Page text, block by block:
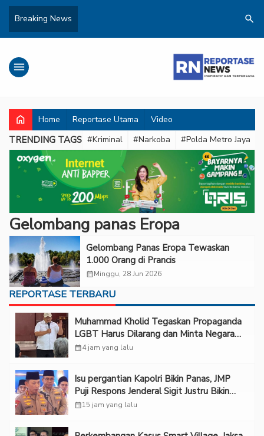
Breaking News search
menu
home Home Reportase Utama Video
TRENDING TAGS #Kriminal #Narkoba #Polda Metro Jaya
Gelombang panas Eropa
Gelombang Panas Eropa Tewaskan
1.000 Orang di Prancis
calendar_monthMinggu, 28 Jun 2026
REPORTASE TERBARU
Muhammad Kholid Tegaskan Propaganda
LGBT Harus Dilarang dan Minta Negara
Melindungi Korban
calendar_month4 jam yang lalu
Isu pergantian Kapolri Bikin Panas, JMP
Puji Respons Jenderal Sigit Justru Bikin
“Adem”
calendar_month15 jam yang lalu